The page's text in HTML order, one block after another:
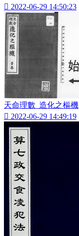
 2022-06-29 14:50:23
天命理數_造化之樞機
 2022-06-29 14:49:19